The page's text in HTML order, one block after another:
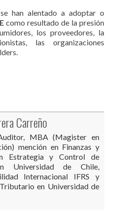
han alentado a adoptar o
como resultado de la presión
los proveedores, la
las organizaciones
Carreño
MBA (Magister en
mención en Finanzas y
Estrategia y Control de
Universidad de Chile,
Internacional IFRS y
en Universidad de